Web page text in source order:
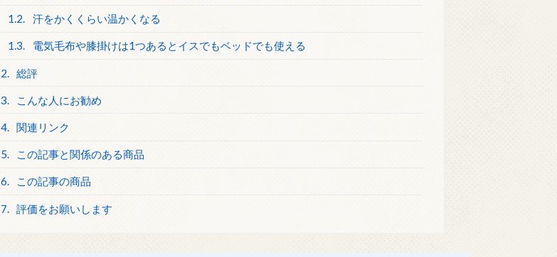
1.2. 汗をかくくらい温かくなる
1.3. 電気毛布や膝掛けは1つあるとイスでもベッドでも使える
2. 総評
3. こんな人にお勧め
4. 関連リンク
5. この記事と関係のある商品
6. この記事の商品
7. 評価をお願いします